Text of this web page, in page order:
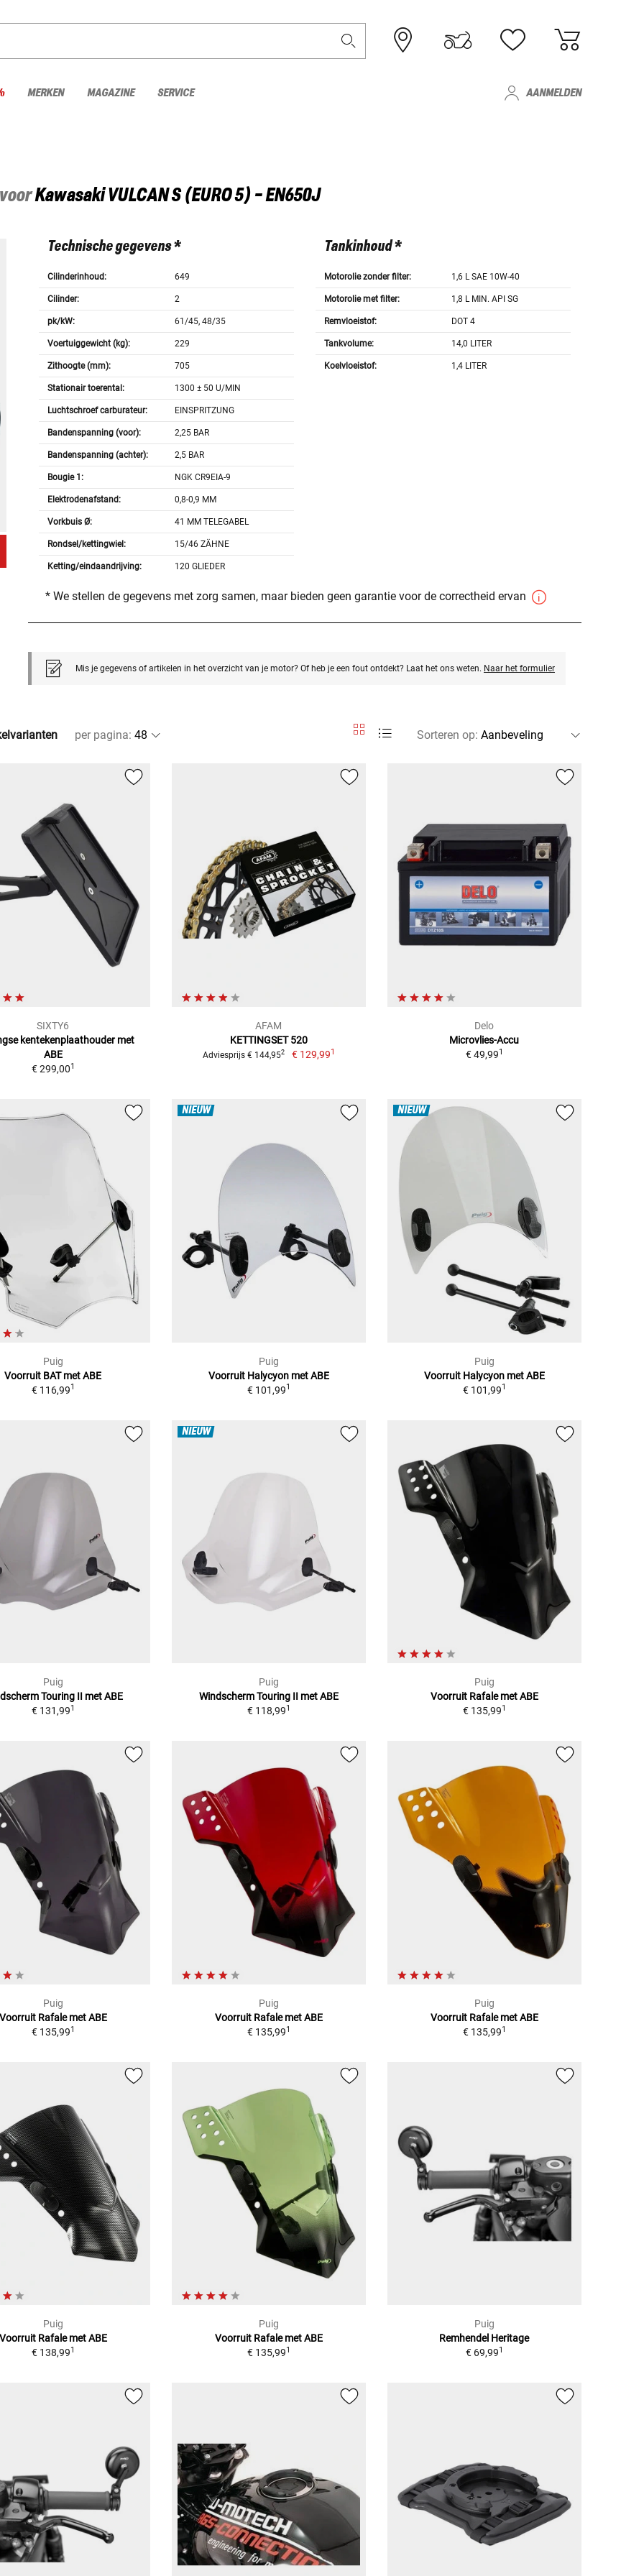
MERKEN MAGAZINE SERVICE AANMELDEN
Kawasaki VULCAN S (EURO 5) - EN650J
Technische gegevens *
Cilinderinhoud: 649
Cilinder: 2
pk/kW: 61/45, 48/35
Voertuiggewicht (kg): 229
Zithoogte (mm): 705
Stationair toerental: 1300 ± 50 U/MIN
Luchtschroef carburateur: EINSPRITZUNG
Bandenspanning (voor): 2,25 BAR
Bandenspanning (achter): 2,5 BAR
Bougie 1: NGK CR9EIA-9
Elektrodenafstand: 0,8-0,9 MM
Vorkbuis Ø: 41 MM TELEGABEL
Rondsel/kettingwiel: 15/46 ZÄHNE
Ketting/eindaandrijving: 120 GLIEDER
Tankinhoud *
Motorolie zonder filter: 1,6 L SAE 10W-40
Motorolie met filter: 1,8 L MIN. API SG
Remvloeistof: DOT 4
Tankvolume: 14,0 LITER
Koelvloeistof: 1,4 LITER
* We stellen de gegevens met zorg samen, maar bieden geen garantie voor de correctheid ervan
Mis je gegevens of artikelen in het overzicht van je motor? Of heb je een fout ontdekt? Laat het ons weten. Naar het formulier
per pagina: Sorteren op:
SIXTY6
kentekenplaathouder met
ABE
€ 299,001
AFAM
KETTINGSET 520
Adviesprijs € 144,952 € 129,991
Delo
Microvlies-Accu
€ 49,991
Puig
Voorruit BAT met ABE
€ 116,991
NIEUW
Puig
Voorruit Halycyon met ABE
€ 101,991
NIEUW
Puig
Voorruit Halycyon met ABE
€ 101,991
Puig
Touring II met ABE
€ 131,991
NIEUW
Puig
Windscherm Touring II met ABE
€ 118,991
Puig
Voorruit Rafale met ABE
€ 135,991
Puig
Rafale met ABE
€ 135,991
Puig
Voorruit Rafale met ABE
€ 135,991
Puig
Voorruit Rafale met ABE
€ 135,991
Puig
Rafale met ABE
€ 138,991
Puig
Voorruit Rafale met ABE
€ 135,991
Puig
Remhendel Heritage
€ 69,991